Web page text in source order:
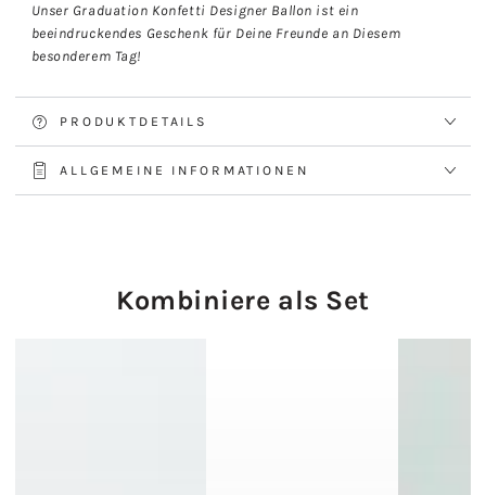
Unser Graduation Konfetti Designer Ballon ist ein
beeindruckendes Geschenk für Deine Freunde an Diesem
besonderem Tag!
PRODUKTDETAILS
ALLGEMEINE INFORMATIONEN
Kombiniere als Set